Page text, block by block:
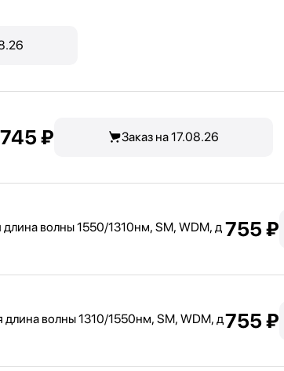
745 ₽ Заказ на 17.08.26
длина волны 1550/1310нм, SM, WDM, д 755 ₽
длина волны 1310/1550нм, SM, WDM, д755 ₽